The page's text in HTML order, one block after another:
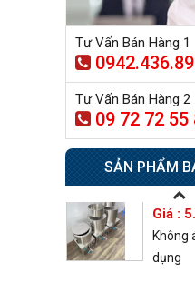
Tư Vấn Bán Hàng 1
Tư Vấn Bán Hàng 2
09 72 72 55
SẢN PHẨM
dụng
Tủ
Không
dụng
Nồi
Giá :
Không
dụng